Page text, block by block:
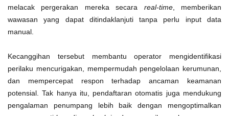
melacak pergerakan mereka secara real-time, memberikan
wawasan yang dapat ditindaklanjuti tanpa perlu input data
manual.
Kecanggihan tersebut membantu operator mengidentifikasi
perilaku mencurigakan, mempermudah pengelolaan kerumunan,
dan mempercepat respon terhadap ancaman keamanan
potensial. Tak hanya itu, pendaftaran otomatis juga mendukung
pengalaman penumpang lebih baik dengan mengoptimalkan